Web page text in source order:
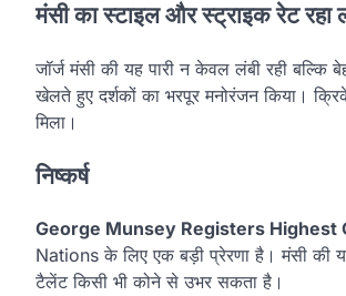
मंसी का स्टाइल और स्ट्राइक रेट रहा
जॉर्ज मंसी की यह पारी न केवल लंबी रही
खेलते हुए दर्शकों का भरपूर मनोरंजन किया।
मिला।
निष्कर्ष
George Munsey Registers Highest
Nations के लिए एक बड़ी प्रेरणा है। मंसी की
टैलेंट किसी भी कोने से उभर सकता है।